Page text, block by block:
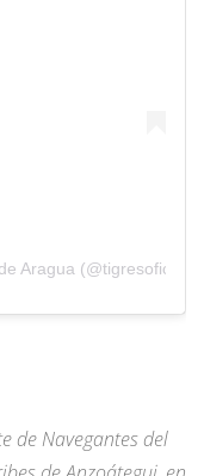
Aragua
de Navegantes del